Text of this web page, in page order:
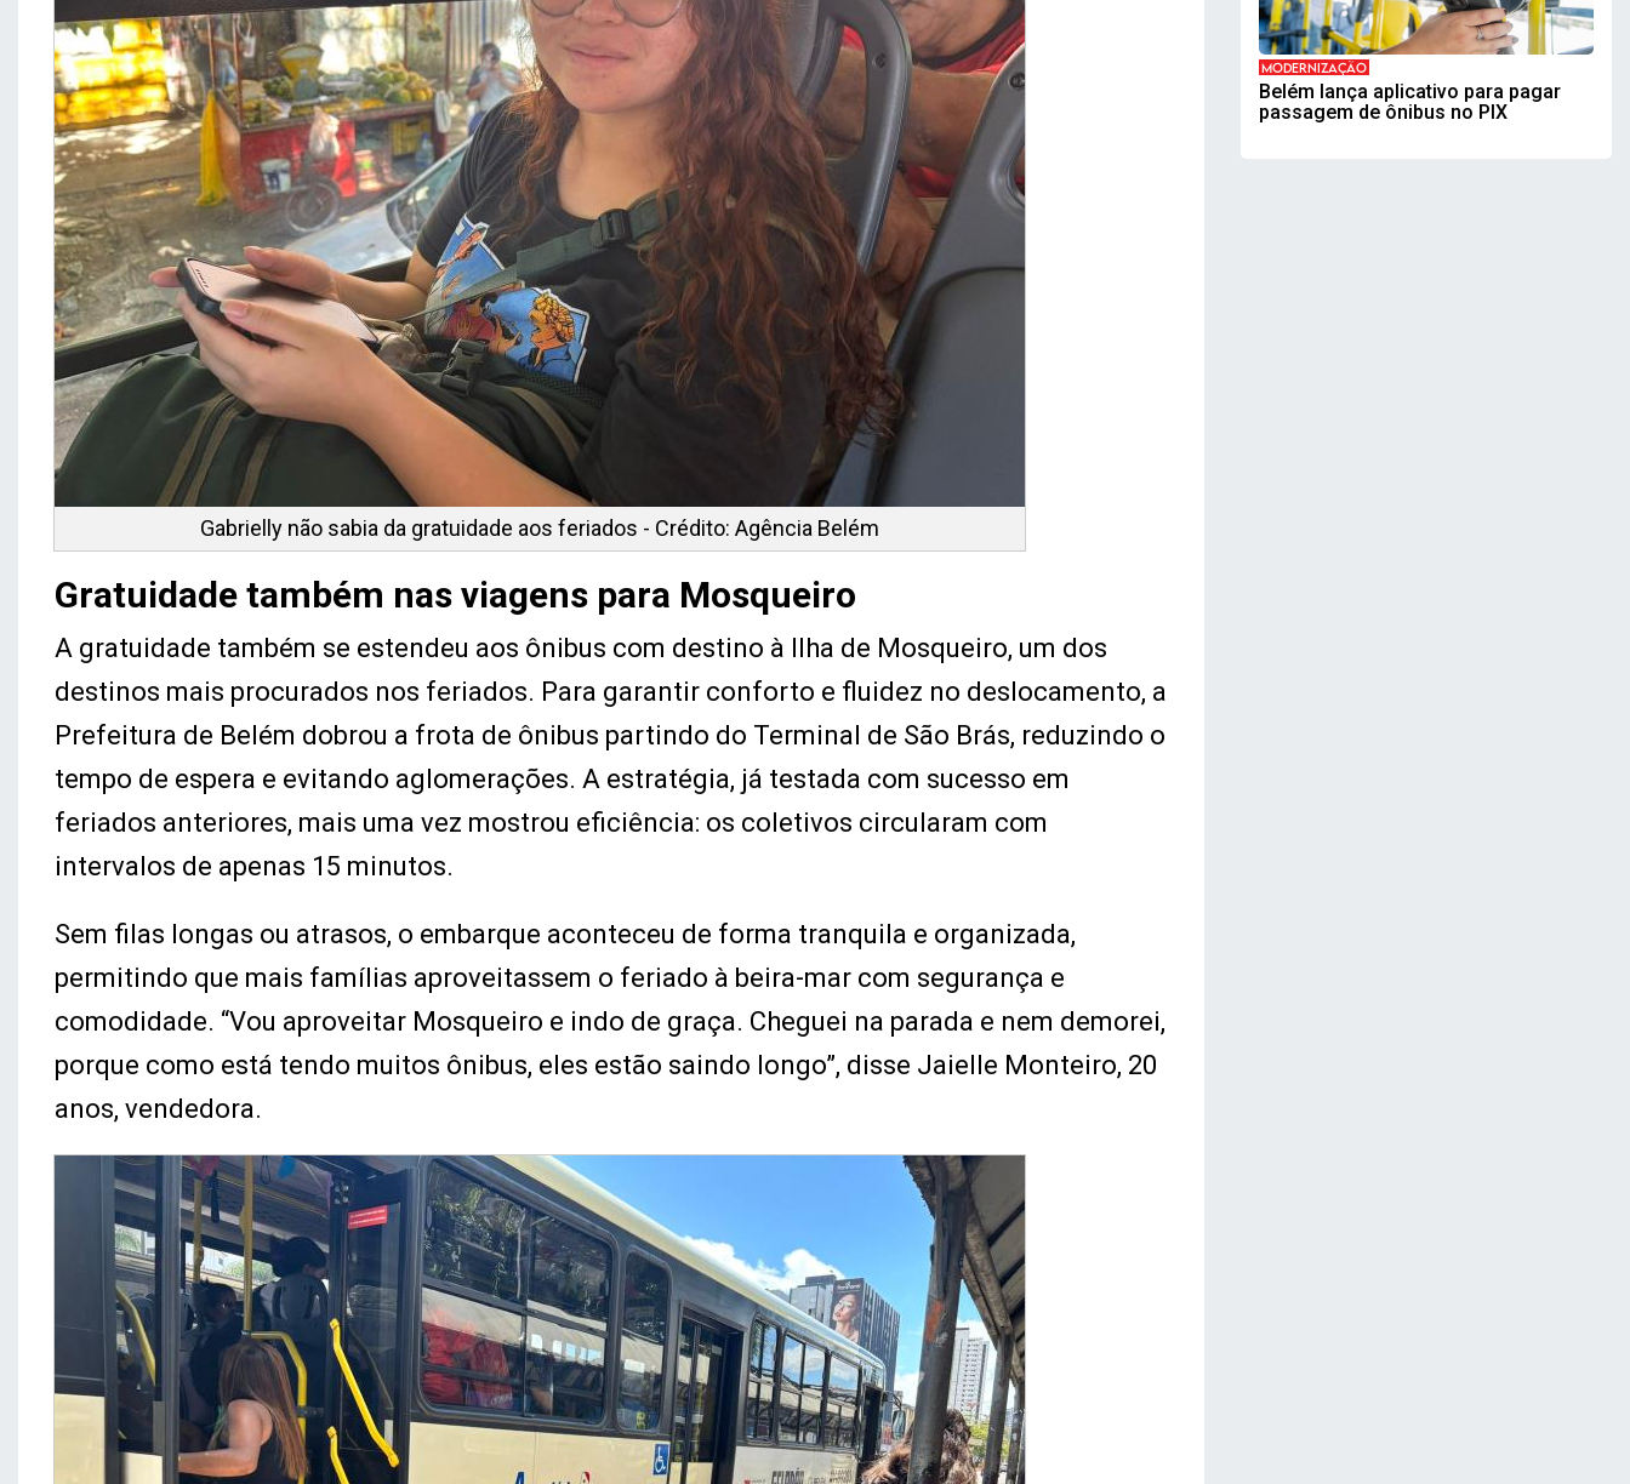
Gabrielly não sabia da gratuidade aos feriados - Crédito: Agência Belém
Gratuidade também nas viagens para Mosqueiro
A gratuidade também se estendeu aos ônibus com destino à Ilha de Mosqueiro, um dos
destinos mais procurados nos feriados. Para garantir conforto e fluidez no deslocamento, a
Prefeitura de Belém dobrou a frota de ônibus partindo do Terminal de São Brás, reduzindo o
tempo de espera e evitando aglomerações. A estratégia, já testada com sucesso em
feriados anteriores, mais uma vez mostrou eficiência: os coletivos circularam com
intervalos de apenas 15 minutos.
Sem filas longas ou atrasos, o embarque aconteceu de forma tranquila e organizada,
permitindo que mais famílias aproveitassem o feriado à beira-mar com segurança e
comodidade. “Vou aproveitar Mosqueiro e indo de graça. Cheguei na parada e nem demorei,
porque como está tendo muitos ônibus, eles estão saindo longo”, disse Jaielle Monteiro, 20
anos, vendedora.
MODERNIZAÇÃO
Belém lança aplicativo para pagar
passagem de ônibus no PIX